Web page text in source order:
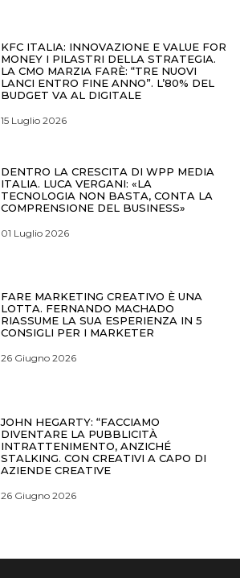
KFC ITALIA: INNOVAZIONE E VALUE FOR
MONEY I PILASTRI DELLA STRATEGIA.
LA CMO MARZIA FARÈ: “TRE NUOVI
LANCI ENTRO FINE ANNO”. L’80% DEL
BUDGET VA AL DIGITALE
15 Luglio 2026
DENTRO LA CRESCITA DI WPP MEDIA
ITALIA. LUCA VERGANI: «LA
TECNOLOGIA NON BASTA, CONTA LA
COMPRENSIONE DEL BUSINESS»
01 Luglio 2026
FARE MARKETING CREATIVO È UNA
LOTTA. FERNANDO MACHADO
RIASSUME LA SUA ESPERIENZA IN 5
CONSIGLI PER I MARKETER
26 Giugno 2026
JOHN HEGARTY: “FACCIAMO
DIVENTARE LA PUBBLICITÀ
INTRATTENIMENTO, ANZICHÉ
STALKING. CON CREATIVI A CAPO DI
AZIENDE CREATIVE
26 Giugno 2026